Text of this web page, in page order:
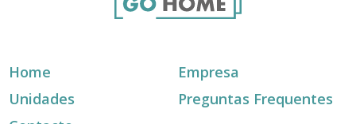
Home
Empresa
Unidades
Preguntas Frequentes